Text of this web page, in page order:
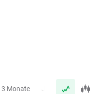
3 Monate Jahr